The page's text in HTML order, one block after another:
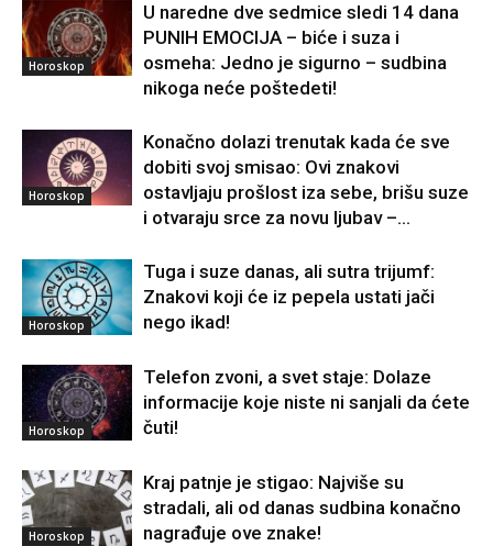
Horoskop
U naredne dve sedmice sledi 14 dana
PUNIH EMOCIJA – biće i suza i
osmeha: Jedno je sigurno – sudbina
nikoga neće poštedeti!
Horoskop
Konačno dolazi trenutak kada će sve
dobiti svoj smisao: Ovi znakovi
ostavljaju prošlost iza sebe, brišu suze
i otvaraju srce za novu ljubav –...
Horoskop
Tuga i suze danas, ali sutra trijumf:
Znakovi koji će iz pepela ustati jači
nego ikad!
Horoskop
Telefon zvoni, a svet staje: Dolaze
informacije koje niste ni sanjali da ćete
čuti!
Horoskop
Kraj patnje je stigao: Najviše su
stradali, ali od danas sudbina konačno
nagrađuje ove znake!